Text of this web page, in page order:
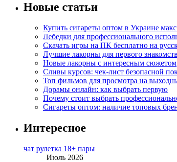
Новые статьи
Купить сигареты оптом в Украине
Лебедки для профессионального
Скачать игры на ПК бесплатно на
Лучшие лакорны для первого
Новые лакорны с интересным сюжетом
Сливы курсов: чек-лист безопасной
Топ фильмов для просмотра на
Дорамы онлайн: как выбрать первую
Почему стоит выбрать
Сигареты оптом: наличие топовых
Интересное
чат рулетка 18+ пары
Июль 2026